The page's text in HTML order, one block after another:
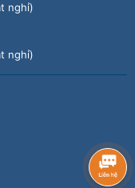
nghỉ)
nghỉ)